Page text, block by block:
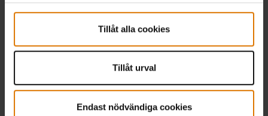
Tillåt alla cookies
Tillåt urval
Endast nödvändiga cookies